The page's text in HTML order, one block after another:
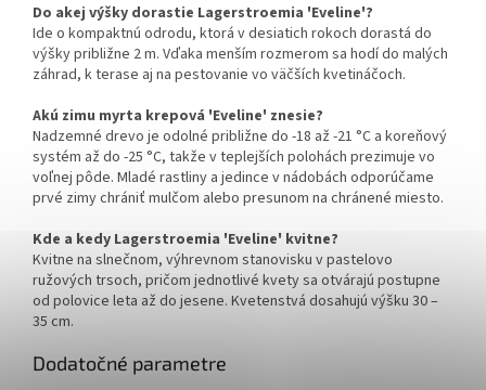
Do akej výšky dorastie Lagerstroemia 'Eveline'?
Ide o kompaktnú odrodu, ktorá v desiatich rokoch dorastá do
výšky približne 2 m. Vďaka menším rozmerom sa hodí do malých
záhrad, k terase aj na pestovanie vo väčších kvetináčoch.
Akú zimu myrta krepová 'Eveline' znesie?
Nadzemné drevo je odolné približne do -18 až -21 °C a koreňový
systém až do -25 °C, takže v teplejších polohách prezimuje vo
voľnej pôde. Mladé rastliny a jedince v nádobách odporúčame
prvé zimy chrániť mulčom alebo presunom na chránené miesto.
Kde a kedy Lagerstroemia 'Eveline' kvitne?
Kvitne na slnečnom, výhrevnom stanovisku v pastelovo
ružových trsoch, pričom jednotlivé kvety sa otvárajú postupne
od polovice leta až do jesene. Kvetenstvá dosahujú výšku 30 –
35 cm.
Dodatočné parametre